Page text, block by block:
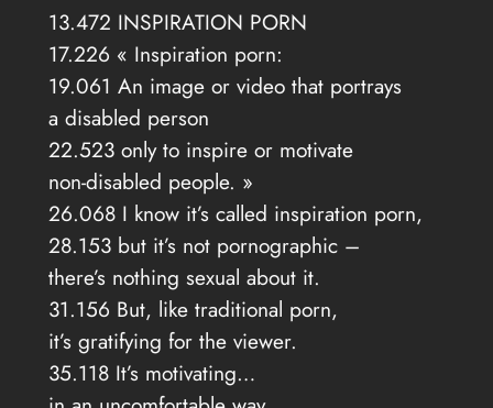
13.472 INSPIRATION PORN
17.226 « Inspiration porn:
19.061 An image or video that portrays
a disabled person
22.523 only to inspire or motivate
non-disabled people. »
26.068 I know it’s called inspiration porn,
28.153 but it’s not pornographic –
there’s nothing sexual about it.
31.156 But, like traditional porn,
it’s gratifying for the viewer.
35.118 It’s motivating…